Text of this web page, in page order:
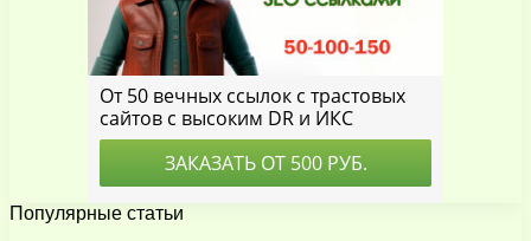
Популярные статьи